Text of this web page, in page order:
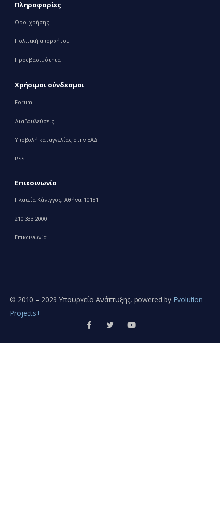
Πληροφορίες
Όροι χρήσης
Πολιτική απορρήτου
Προσβασιμότητα
Χρήσιμοι σύνδεσμοι
Forum
Διαβουλεύσεις
Υποβολή καταγγελίας στην ΕΑΔ
RSS
Επικοινωνία
Πλατεία Κάνιγγος, Αθήνα, 10181
210 333 2000
Επικοινωνία
© 2010 – 2023 Υπουργείο Ανάπτυξης, powered by Evolution
Projects+